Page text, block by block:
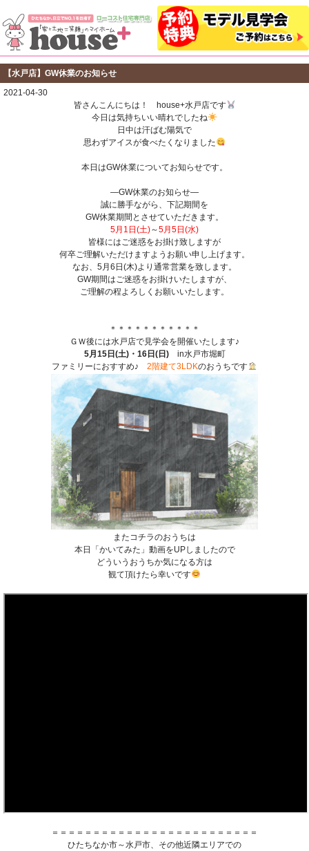
【水戸店】GW休業のお知らせ
2021-04-30
皆さんこんにちは！ house+水戸店です
今日は気持ちいい晴れでしたね
日中は汗ばむ陽気で
思わずアイスが食べたくなりました
本日はGW休業についてお知らせです。
―GW休業のお知らせ―
誠に勝手ながら、下記期間を
GW休業期間とさせていただきます。
5月1日(土)～5月5日(水)
皆様にはご迷惑をお掛け致しますが
何卒ご理解いただけますようお願い申し上げます。
なお、5月6日(木)より通常営業を致します。
GW期間はご迷惑をお掛けいたしますが、
ご理解の程よろしくお願いいたします。
＊＊＊＊＊＊＊＊＊＊＊
ＧＷ後には水戸店で見学会を開催いたします♪
5月15日(土)・16日(日)in水戸市堀町
ファミリーにおすすめ♪2階建て3LDKのおうちです
またコチラのおうちは
本日「かいてみた」動画をUPしましたので
どういうおうちか気になる方は
観て頂けたら幸いです
＝＝＝＝＝＝＝＝＝＝＝＝＝＝＝＝＝＝＝＝＝＝＝＝＝
ひたちなか市～水戸市、その他近隣エリアでの